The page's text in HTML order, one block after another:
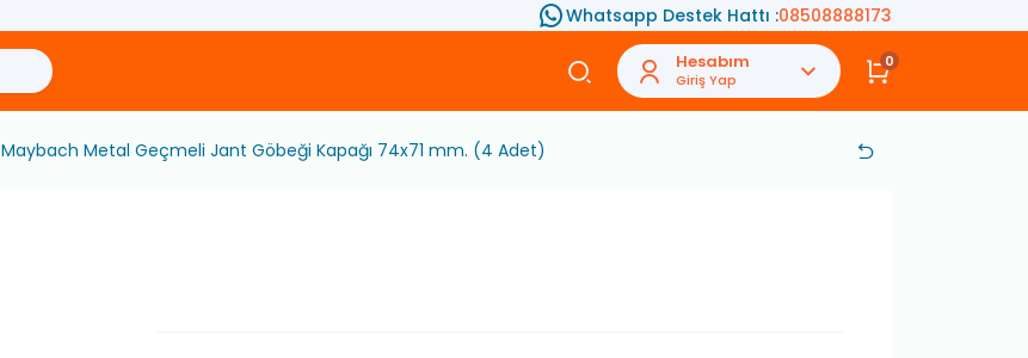
Whatsapp Destek Hattı :08508888173
Hesabım
Giriş Yap
0
Maybach Metal Geçmeli Jant Göbeği Kapağı 74x71 mm. (4 Adet)